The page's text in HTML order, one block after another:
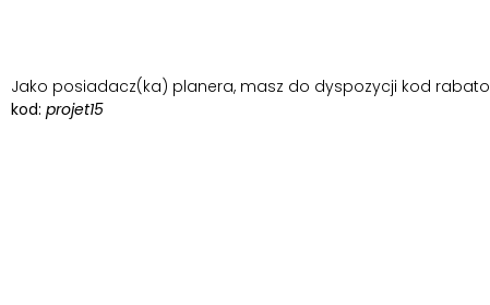
Jako posiadacz(ka) planera, masz do dyspozycji kod
kod: projet15